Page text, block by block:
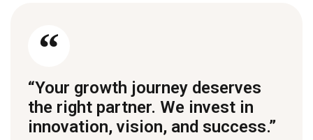
“Your growth journey deserves
the right partner. We invest in
innovation, vision, and success.”